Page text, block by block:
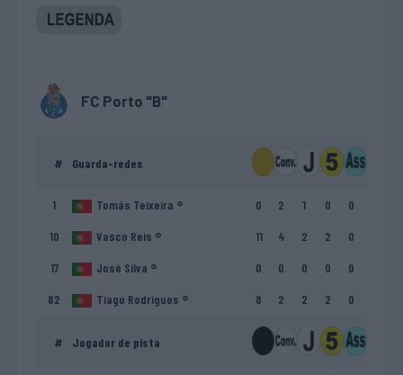
FC Porto "B"
# Guarda-redes
1 Tomás Teixeira ® 0 2 1 0 0
10 Vasco Reis ® 11 4 2 2 0
17 José Silva ® 0 0 0 0 0
82 Tiago Rodrigues ® 8 2 2 2 0
# Jogador de pista